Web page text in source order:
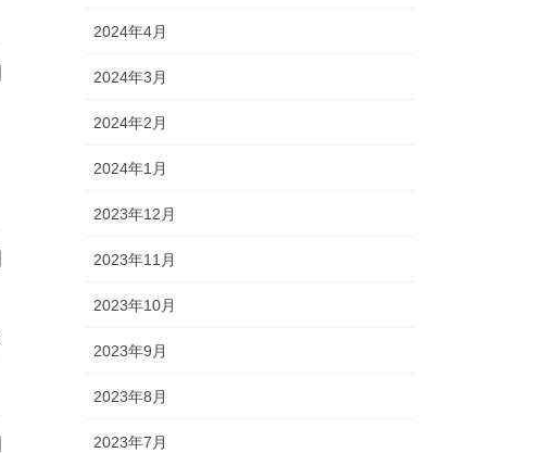
2024年4月
2024年3月
2024年2月
2024年1月
2023年12月
2023年11月
2023年10月
2023年9月
2023年8月
2023年7月